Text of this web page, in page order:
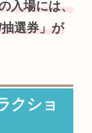
入場には、
選券」が
クショ